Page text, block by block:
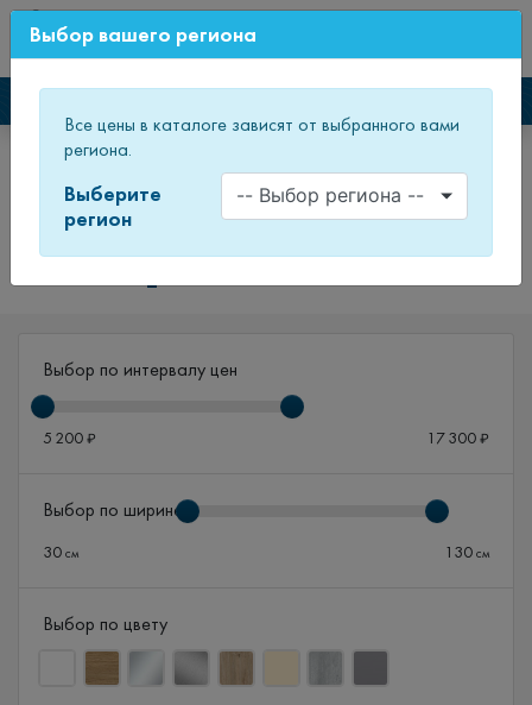
Главная Каталог товаров
Выбор вашего региона
Все цены в каталоге зависят от выбранного вами
региона.
Выберите
регион
Распродажа
Выбор по интервалу цен
5 200 ₽ 17 300 ₽
Выбор по ширине
30 см 130 см
Выбор по цвету